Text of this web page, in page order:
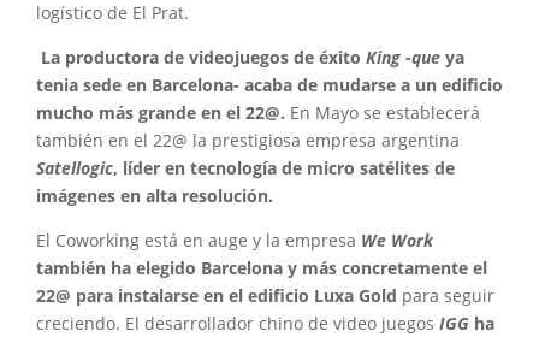
logístico de El Prat.
La productora de videojuegos de éxito King -que ya
tenia sede en Barcelona- acaba de mudarse a un edificio
mucho más grande en el 22@. En Mayo se establecerá
también en el 22@ la prestigiosa empresa argentina
Satellogic, líder en tecnología de micro satélites de
imágenes en alta resolución.
El Coworking está en auge y la empresa We Work
también ha elegido Barcelona y más concretamente el
22@ para instalarse en el edificio Luxa Gold para seguir
creciendo. El desarrollador chino de video juegos IGG ha